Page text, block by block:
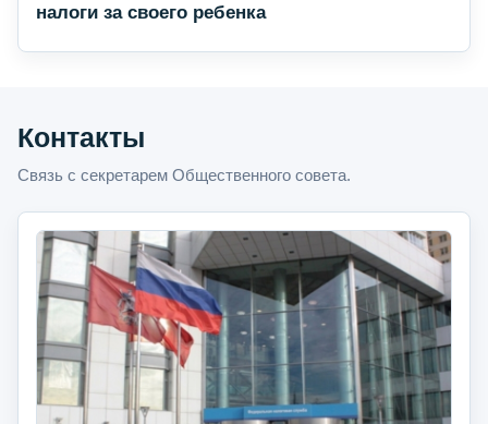
налоги за своего ребенка
Контакты
Связь с секретарем Общественного совета.